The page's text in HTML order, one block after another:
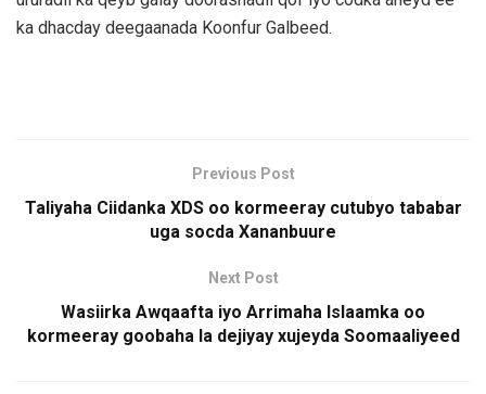
ka dhacday deegaanada Koonfur Galbeed.
Previous Post
Taliyaha Ciidanka XDS oo kormeeray cutubyo tababar
uga socda Xananbuure
Next Post
Wasiirka Awqaafta iyo Arrimaha Islaamka oo
kormeeray goobaha la dejiyay xujeyda Soomaaliyeed